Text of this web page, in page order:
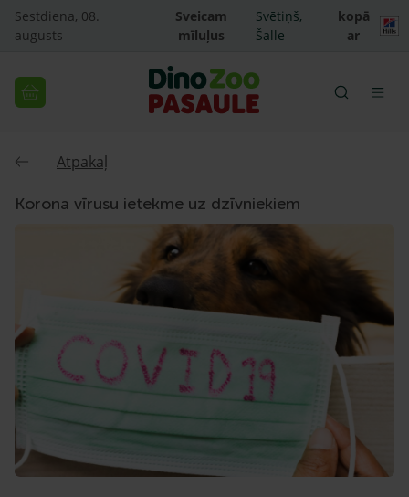
Sestdiena, 08.
augusts
Sveicam
mīluļus
Svētiņš,
Šalle
kopā
ar
Atpakaļ
Korona vīrusu ietekme uz dzīvniekiem